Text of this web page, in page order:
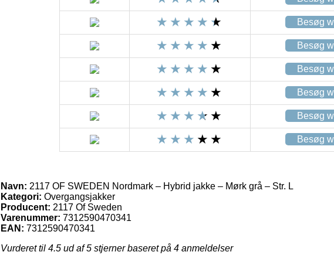
Besøg
Besøg
Besøg
Besøg
Besøg
Besøg
Navn: 2117 OF SWEDEN Nordmark – Hybrid jakke – Mørk grå – Str. L
Kategori: Overgangsjakker
Producent: 2117 Of Sweden
Varenummer: 7312590470341
EAN: 7312590470341
Vurderet til 4.5 ud af 5 stjerner baseret på 4 anmeldelser